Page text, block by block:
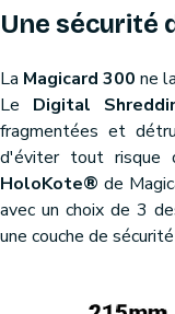
Une sécurité
La Magicard 300 ne
Le Digital
fragmentées et
d'éviter tout risque
HoloKote® de
avec un choix de 3
une couche de